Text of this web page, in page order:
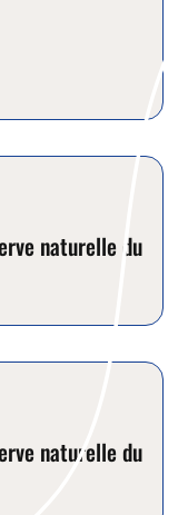
naturelle du
naturelle du